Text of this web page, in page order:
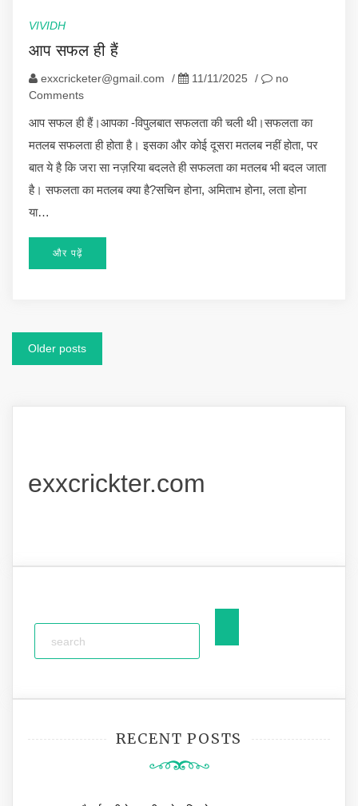
VIVIDH
आप सफल ही हैं
exxcricketer@gmail.com / 11/11/2025 /
no
Comments
आप सफल ही हैं।आपका -विपुलबात सफलता की चली थी।सफलता का
मतलब सफलता ही होता है। इसका और कोई दूसरा मतलब नहीं होता, पर
बात ये है कि जरा सा नज़रिया बदलते ही सफलता का मतलब भी बदल जाता
है। सफलता का मतलब क्या है?सचिन होना, अमिताभ होना, लता होना
या…
और पढ़ें
Posts
Older posts
exxcrickter.com
RECENT POSTS